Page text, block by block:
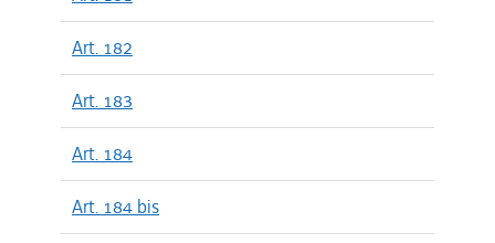
Art. 182
Art. 183
Art. 184
Art. 184 bis